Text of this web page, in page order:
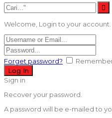
Welcome, Login to your account.
Forget password?
Sign in
Recover your password.
A password will be e-mailed to